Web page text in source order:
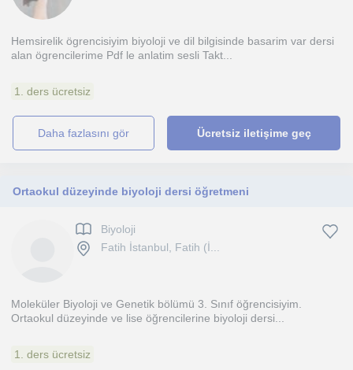
Hemsirelik ögrencisiyim biyoloji ve dil bilgisinde basarim var dersi
alan ögrencilerime Pdf le anlatim sesli Takt...
1. ders ücretsiz
daha fazlasını gör Ücretsiz iletişime geç
Ortaokul düzeyinde biyoloji dersi öğretmeni
Biyoloji
Fatih İstanbul, Fatih (İ...
Moleküler Biyoloji ve Genetik bölümü 3. Sınıf öğrencisiyim.
Ortaokul düzeyinde ve lise öğrencilerine biyoloji dersi...
1. ders ücretsiz